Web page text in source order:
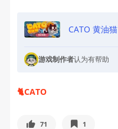
CATO 黄油猫
游戏制作者认为有帮助
🐈CATO
71 1